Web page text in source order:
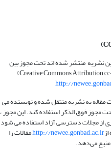
نشریه منتشر شده اند تحت مجوز بین
المللی( Creative Commons Attribution cc-by 4.0)
http://
مقاله به نشریه منتقل شده و نویسنده می
مجوز فوق الذکر استفاده کند. این مجوز ،
از مجلات دسترسی آزاد استفاده می شود
http://newee.gonbad.ac.irمقالات را
می‌دهد.